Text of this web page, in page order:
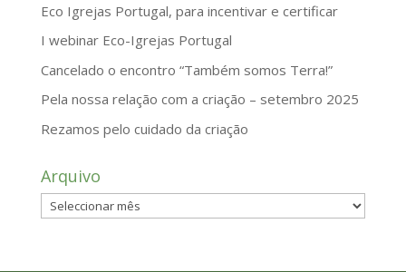
Eco Igrejas Portugal, para incentivar e certificar
I webinar Eco-Igrejas Portugal
Cancelado o encontro “Também somos Terra!”
Pela nossa relação com a criação – setembro 2025
Rezamos pelo cuidado da criação
Arquivo
Arquivo